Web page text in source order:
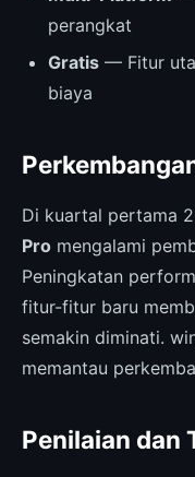
perangkat
Gratis — Fitur
biaya
Di kuartal pertama
Pro mengalami
Peningkatan
fitur-fitur baru
semakin diminati.
memantau
Penilaian dan